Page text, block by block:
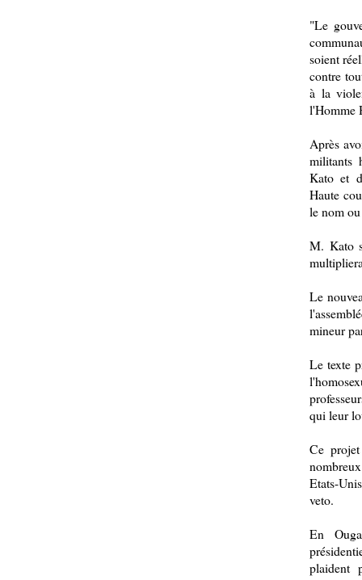
"Le
soient
contre
à la
l'Homme
Après
militants
Kato et
Haute
le nom
M. Kato
Le
mineur
Le texte
qui leur
Ce
Etats-
veto.
En
plaident